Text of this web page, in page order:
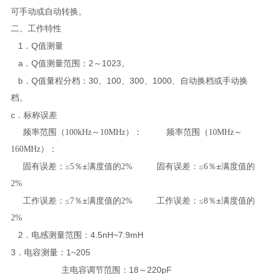
可手动或自动转换。
二、工作特性
1 ． Q值测量
a ． Q值测量范围： 2 ～ 1023 。
b． Q值量程分档： 30、 100、 300、 1000、自动换档或手动换
档。
c．标称误差
频率范围（100kHz～10MHz）： 频率范围（10MHz～
160MHz）：
固有误差：≤5％±满度值的2%固有误差：≤6％±满度值的
2%
工作误差：≤7％±满度值的2%工作误差：≤8％±满度值的
2%
2 ．电感测量范围： 4.5nH~7.9mH
3 ．电容测量： 1~205
主电容调节范围： 18 ～ 220pF